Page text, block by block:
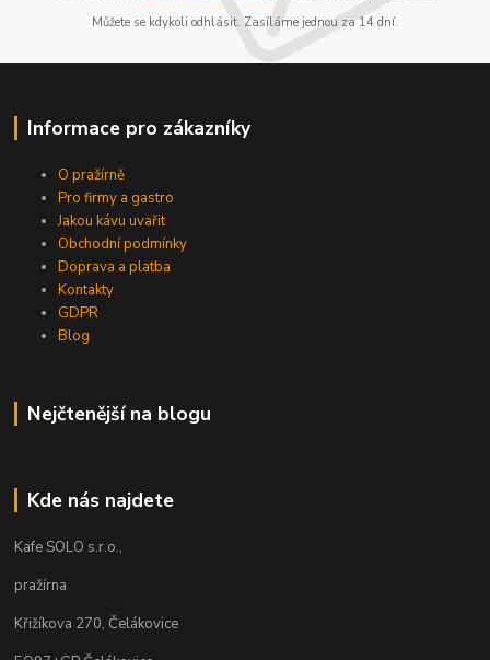
Můžete se kdykoli odhlásit. Zasíláme jednou za 14 dní.
Informace pro zákazníky
O pražírně
Pro firmy a gastro
Jakou kávu uvařit
Obchodní podmínky
Doprava a platba
Kontakty
GDPR
Blog
Nejčtenější na blogu
Kde nás najdete
Kafe SOLO s.r.o.,
pražírna
Křižíkova 270, Čelákovice